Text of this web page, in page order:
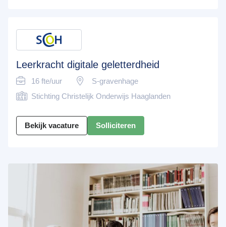
Leerkracht digitale geletterdheid
16 fte/uur
S-gravenhage
Stichting Christelijk Onderwijs Haaglanden
Bekijk vacature Solliciteren